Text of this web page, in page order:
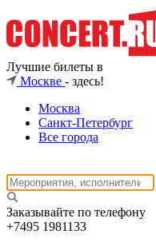
Лучшие билеты в
Москве - здесь!
Москва
Санкт-Петербург
Все города
Заказывайте по телефону
+7495 1981133